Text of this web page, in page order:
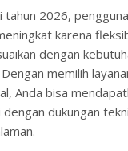
tahun 2026,
karena
dengan
memilih
Anda bisa
dengan dukungan